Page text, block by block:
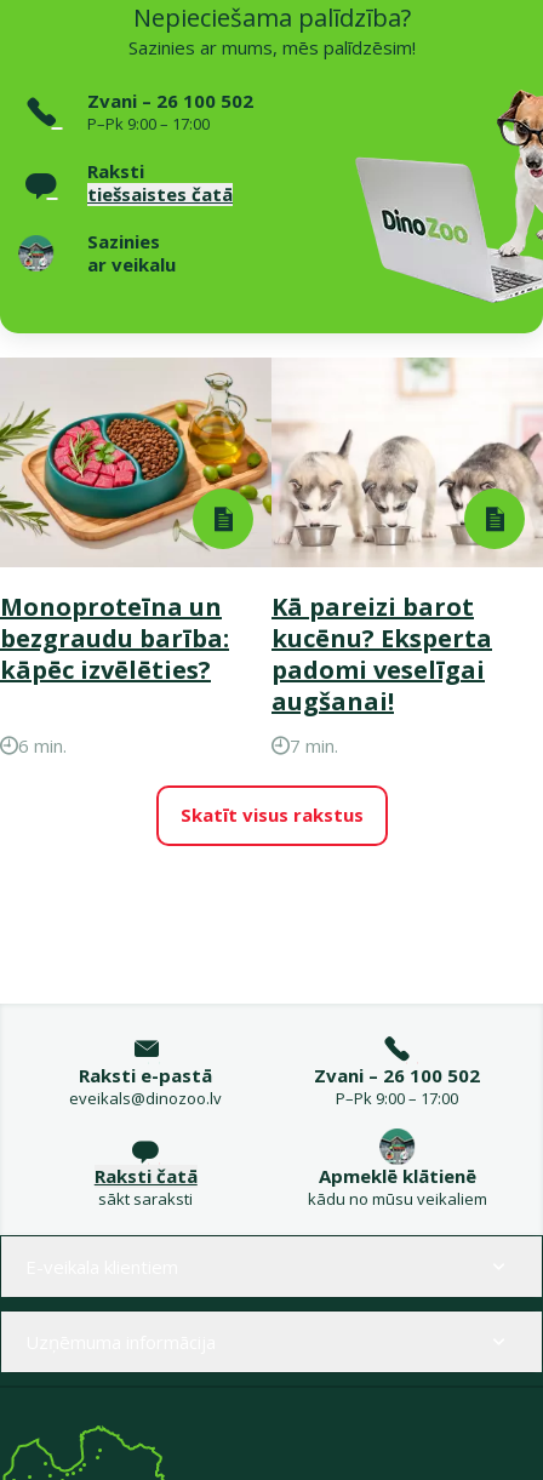
Nepieciešama palīdzība?
Sazinies ar mums, mēs palīdzēsim!
Zvani – 26 100 502
P–Pk 9:00 – 17:00
Raksti
tiešsaistes čatā
Sazinies
ar veikalu
Monoproteīna un
bezgraudu barība:
kāpēc izvēlēties?
6 min.
Kā pareizi barot
kucēnu? Eksperta
padomi veselīgai
augšanai!
7 min.
Skatīt visus rakstus
Raksti e-pastā
eveikals@dinozoo.lv
Zvani – 26 100 502
P–Pk 9:00 – 17:00
Raksti čatā
sākt saraksti
Apmeklē klātienē
kādu no mūsu veikaliem